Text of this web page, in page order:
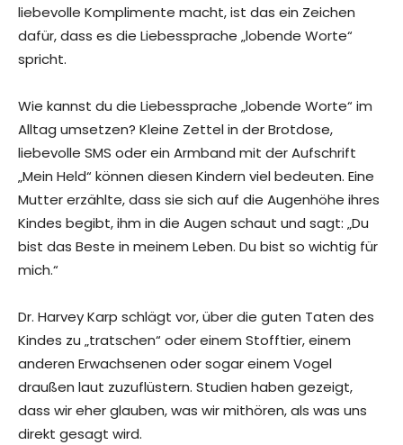
liebevolle Komplimente macht, ist das ein Zeichen
dafür, dass es die Liebessprache „lobende Worte“
spricht.
Wie kannst du die Liebessprache „lobende Worte“ im
Alltag umsetzen? Kleine Zettel in der Brotdose,
liebevolle SMS oder ein Armband mit der Aufschrift
„Mein Held“ können diesen Kindern viel bedeuten. Eine
Mutter erzählte, dass sie sich auf die Augenhöhe ihres
Kindes begibt, ihm in die Augen schaut und sagt: „Du
bist das Beste in meinem Leben. Du bist so wichtig für
mich.“
Dr. Harvey Karp schlägt vor, über die guten Taten des
Kindes zu „tratschen“ oder einem Stofftier, einem
anderen Erwachsenen oder sogar einem Vogel
draußen laut zuzuflüstern. Studien haben gezeigt,
dass wir eher glauben, was wir mithören, als was uns
direkt gesagt wird.